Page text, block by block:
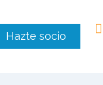
Hazte socio